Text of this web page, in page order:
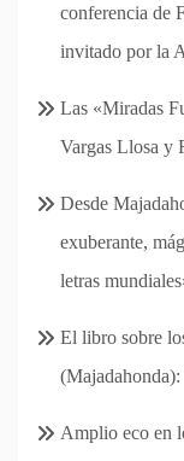
conferencia de
invitado por la
Las «Miradas
Vargas Llosa y
Desde
exuberante,
letras
El libro sobre
(Majadahonda):
Amplio eco en